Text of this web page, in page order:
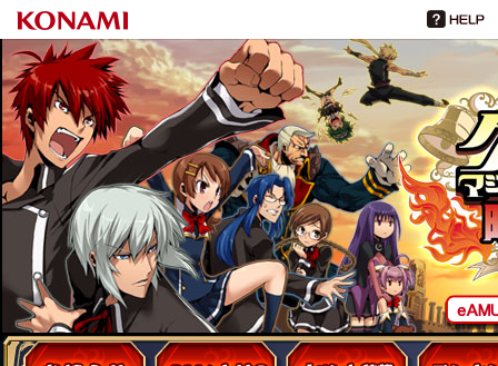
お知らせ QMAとは イベント・大会